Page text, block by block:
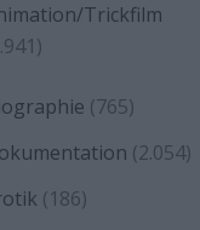
Trickfilm
(765)
(2.054)
(186)